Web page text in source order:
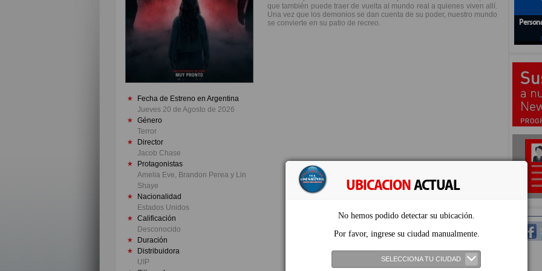
UBICACIONACTUAL
No hemos podido detectar su ubicación.
Por favor, ingrese su ciudad manualmente.
SELECCIONA TU CIUDAD
Fecha de Estreno en Argentina
Jueves 20 de Agosto de 2026
Género
Terror
Director
Jacob Chase
Protagonistas
Amelia Eve, Brandon Perea y Lin
Shaye
Nacionalidad
Estados Unidos
Calificación
Desconocido
Duración
Distribuidora
UIP
que también puede traer de vuelta al mundo real a quienes viven allí.
Una vez que los demonios se dan cuenta de su poder, nuestro mundo
se convierte en su patio de recreo.